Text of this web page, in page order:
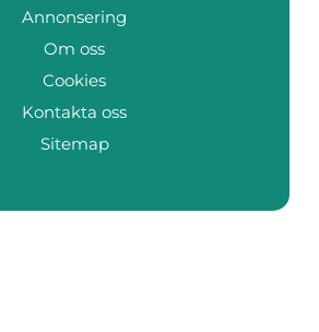
Annonsering
Om oss
Cookies
Kontakta oss
Sitemap